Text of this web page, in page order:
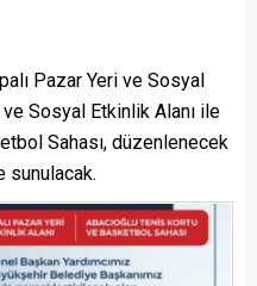
Pazar Yeri ve Sosyal
Sosyal Etkinlik Alanı ile
Sahası, düzenlenecek
sunulacak.